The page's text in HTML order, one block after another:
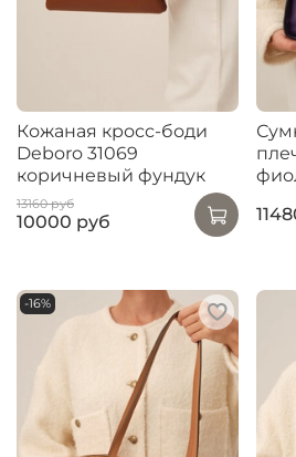
Кожаная кросс-боди
Deboro 31069
коричневый фундук
13160 руб
10000 руб
-16%